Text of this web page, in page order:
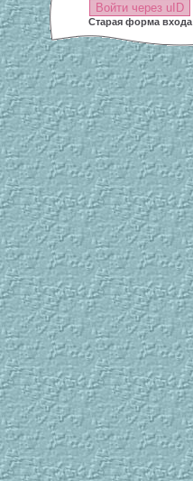
Войти через uID
Старая форма входа